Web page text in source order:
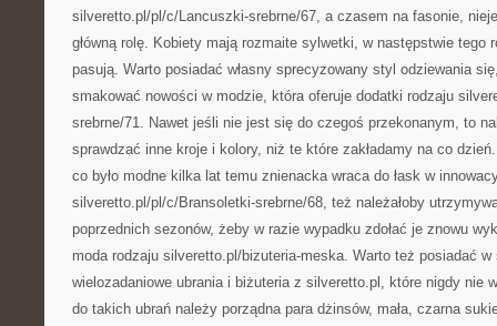
silveretto.pl/pl/c/Lancuszki-srebrne/67, a czasem na fasonie,
główną rolę. Kobiety mają rozmaite sylwetki, w następstwie tego
pasują. Warto posiadać własny sprecyzowany styl odziewania
smakować nowości w modzie, która oferuje dodatki rodzaju
srebrne/71. Nawet jeśli nie jest się do czegoś przekonanym, to
sprawdzać inne kroje i kolory, niż te które zakładamy na co
co było modne kilka lat temu znienacka wraca do łask w
silveretto.pl/pl/c/Bransoletki-srebrne/68, też należałoby
poprzednich sezonów, żeby w razie wypadku zdołać je znowu
moda rodzaju silveretto.pl/bizuteria-meska. Warto też posiadać
wielozadaniowe ubrania i biżuteria z silveretto.pl, które nigdy nie
do takich ubrań należy porządna para dżinsów, mała, czarna